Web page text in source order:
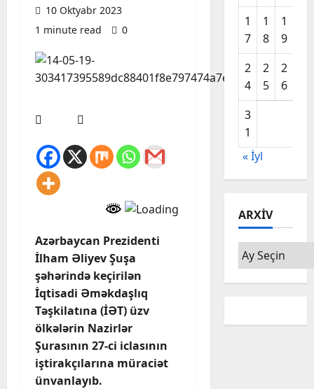
10 Oktyabr 2023
1 minute read
0
Azərbaycan Prezidenti
İlham Əliyev Şuşa
şəhərində keçirilən
İqtisadi Əməkdaşlıq
Təşkilatına (İƏT) üzv
ölkələrin Nazirlər
Şurasının 27-ci iclasının
iştirakçılarına müraciət
ünvanlayıb.
1
7
1
8
1
9
2
4
2
5
2
6
3
1
« İyl
ARXIV
Arxiv